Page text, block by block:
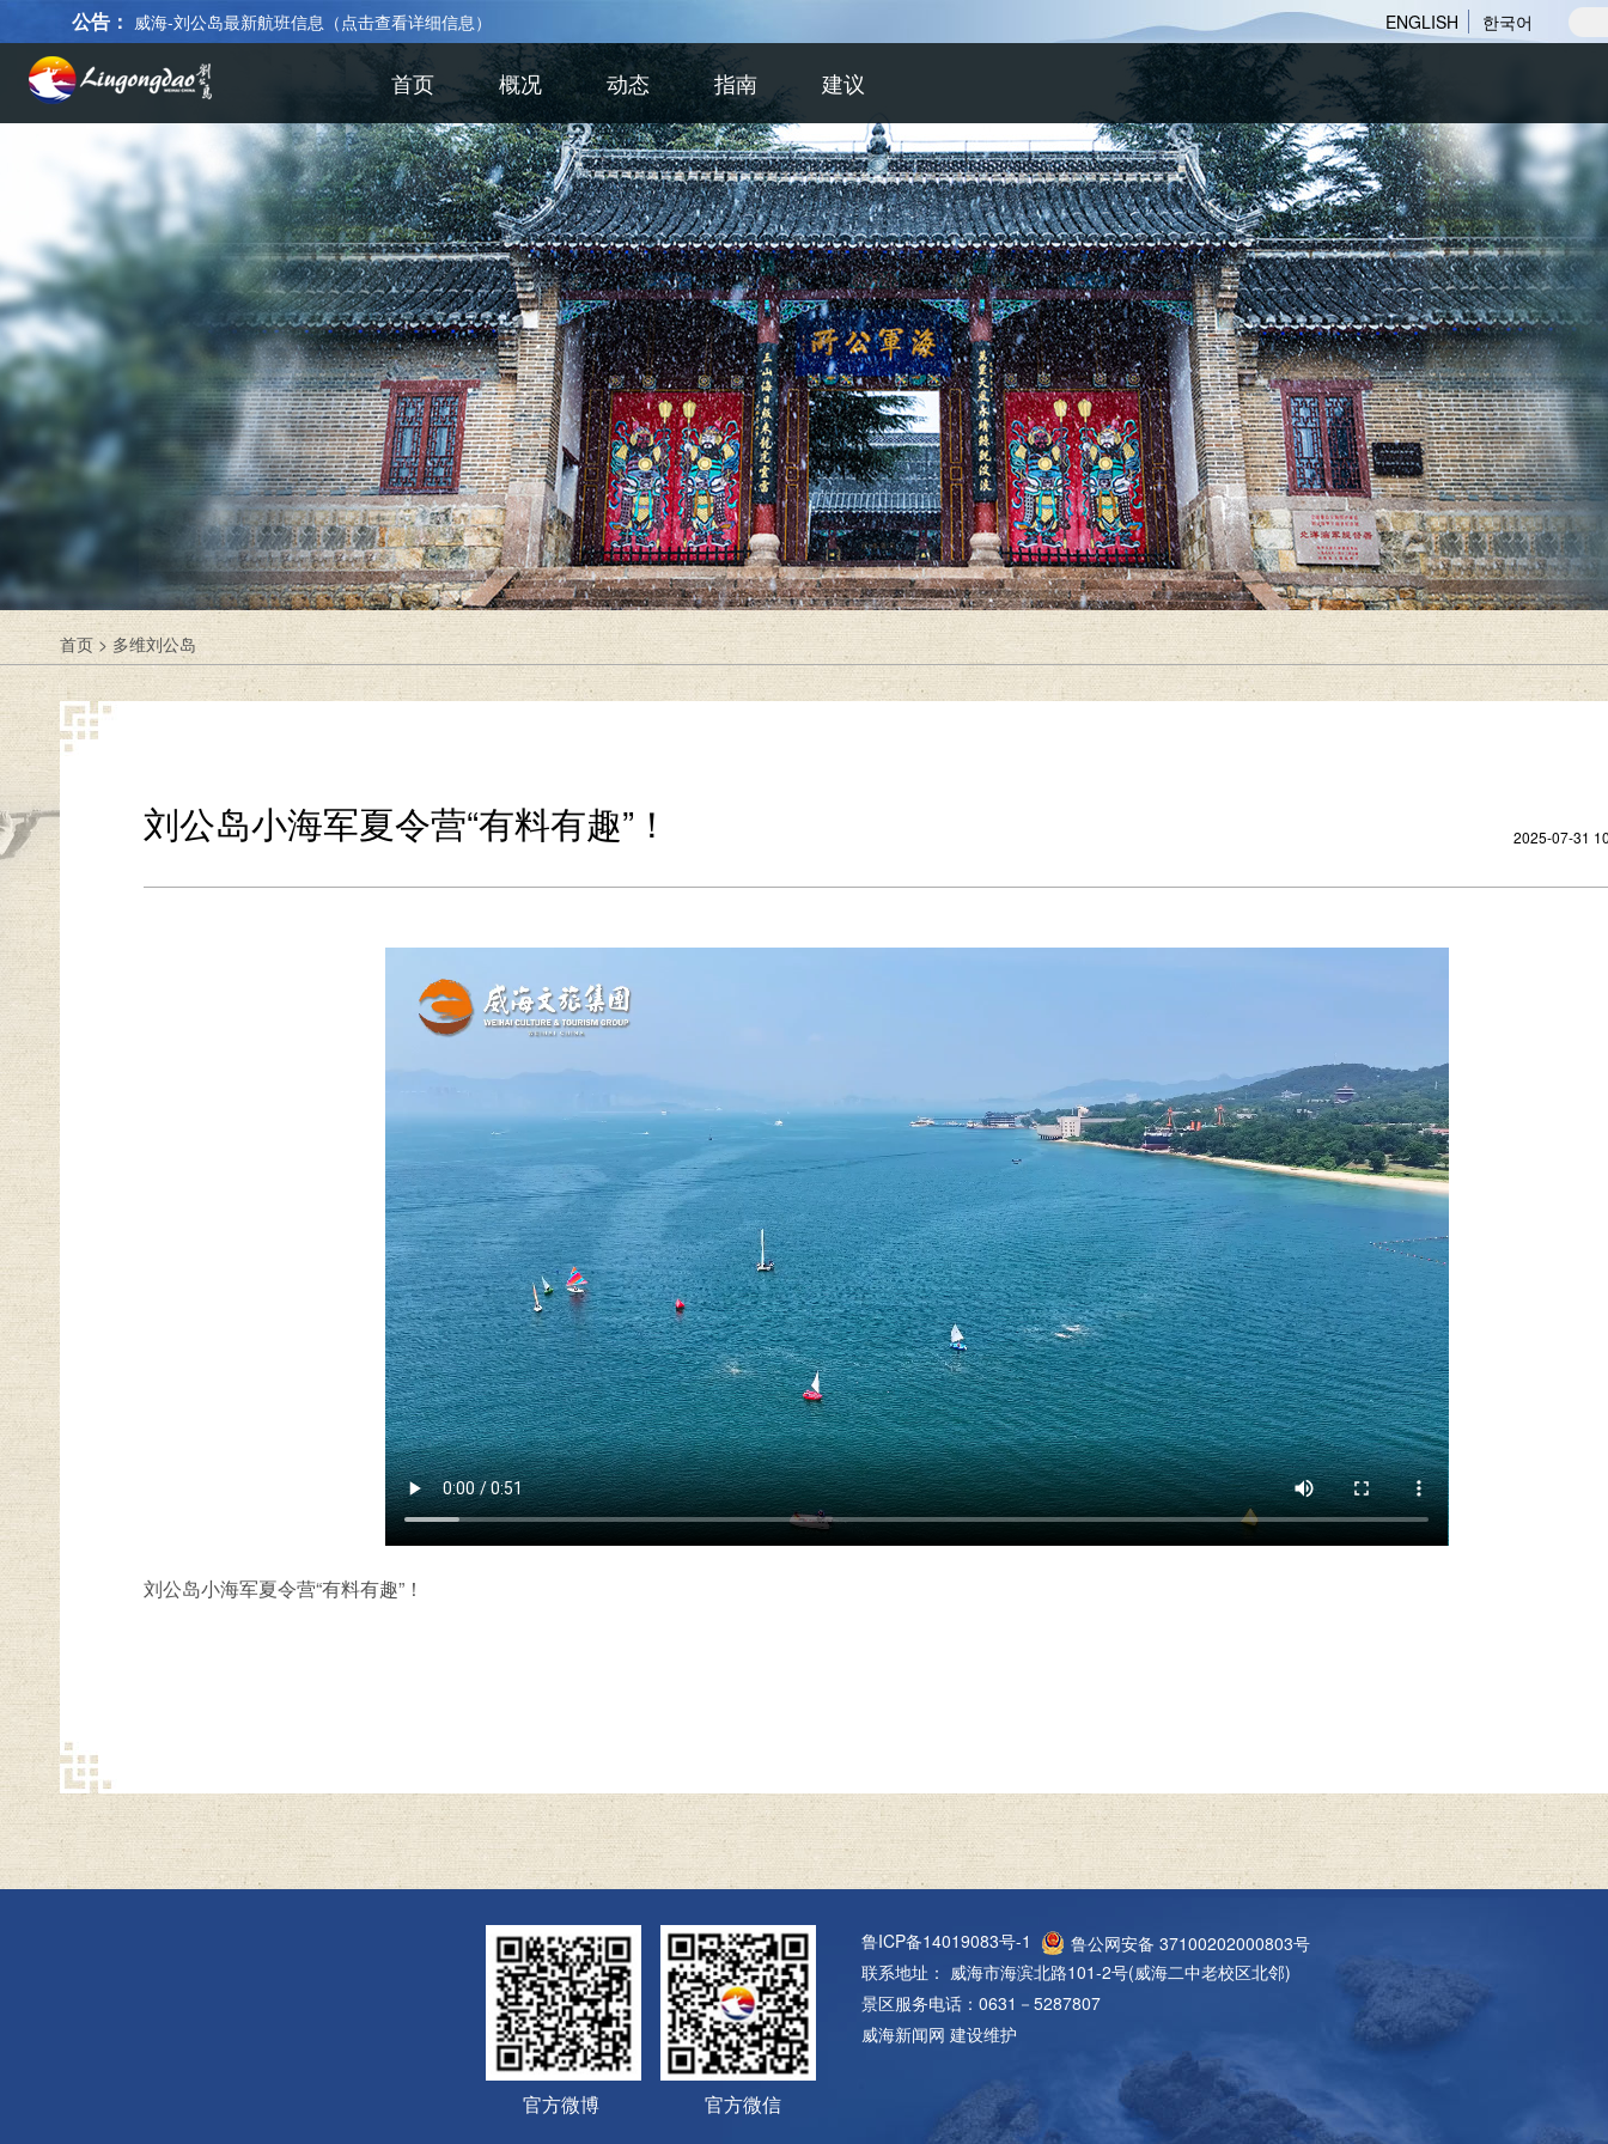
公告： 威海-刘公岛最新航班信息（点击查看详细信息） ENGLISH 한국어
首页 概况 动态 指南 建议
首页> 多维刘公岛
刘公岛小海军夏令营“有料有趣”！ 2025-07-31
刘公岛小海军夏令营“有料有趣”！
官方微博 官方微信
鲁ICP备14019083号-1
鲁公网安备 37100202000803号
联系地址： 威海市海滨北路101-2号(威海二中老校区北邻)
景区服务电话：0631－5287807
威海新闻网 建设维护